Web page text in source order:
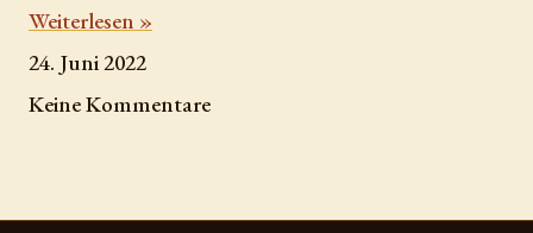
Weiterlesen »
24. Juni 2022
Keine Kommentare